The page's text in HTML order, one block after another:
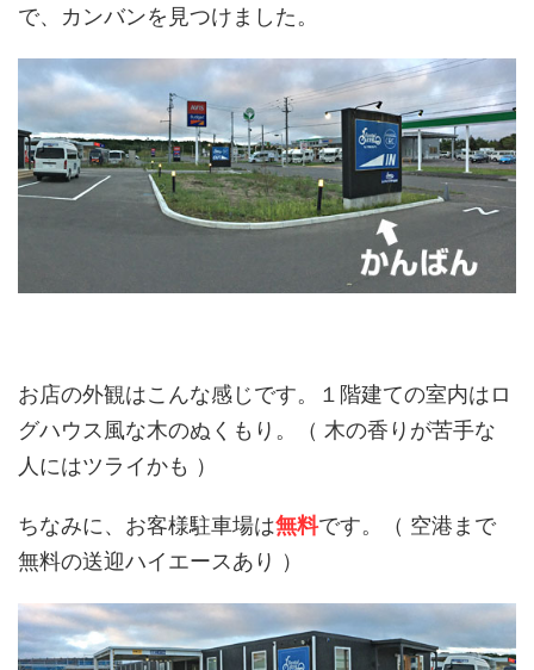
で、カンバンを見つけました。
お店の外観はこんな感じです。１階建ての室内はロ
グハウス風な木のぬくもり。（ 木の香りが苦手な
人にはツライかも ）
ちなみに、お客様駐車場は無料です。（ 空港まで
無料の送迎ハイエースあり ）